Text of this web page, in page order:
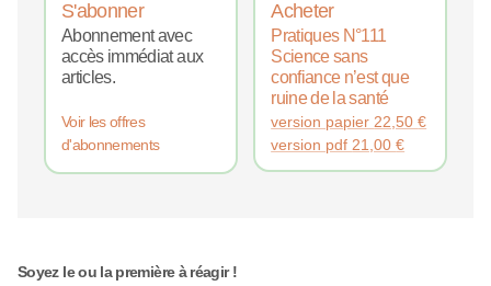
S'abonner
Abonnement avec
accès immédiat aux
articles.
Voir les offres
d'abonnements
Acheter
Pratiques N°111
Science sans
confiance n’est que
ruine de la santé
version papier 22,50€
version pdf 21,00€
Soyez le ou la première à réagir !